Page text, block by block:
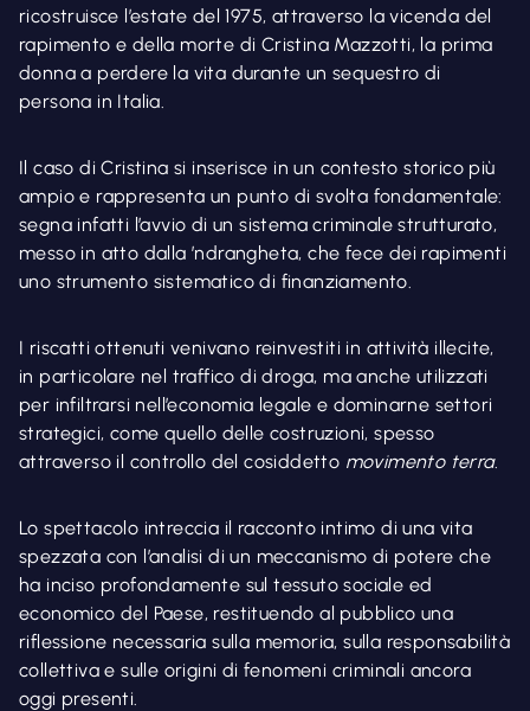
ricostruisce l’estate del 1975, attraverso la vicenda del
rapimento e della morte di Cristina Mazzotti, la prima
donna a perdere la vita durante un sequestro di
persona in Italia.
Il caso di Cristina si inserisce in un contesto storico più
ampio e rappresenta un punto di svolta fondamentale:
segna infatti l’avvio di un sistema criminale strutturato,
messo in atto dalla ’ndrangheta, che fece dei rapimenti
uno strumento sistematico di finanziamento.
I riscatti ottenuti venivano reinvestiti in attività illecite,
in particolare nel traffico di droga, ma anche utilizzati
per infiltrarsi nell’economia legale e dominarne settori
strategici, come quello delle costruzioni, spesso
attraverso il controllo del cosiddetto movimento terra.
Lo spettacolo intreccia il racconto intimo di una vita
spezzata con l’analisi di un meccanismo di potere che
ha inciso profondamente sul tessuto sociale ed
economico del Paese, restituendo al pubblico una
riflessione necessaria sulla memoria, sulla responsabilità
collettiva e sulle origini di fenomeni criminali ancora
oggi presenti.